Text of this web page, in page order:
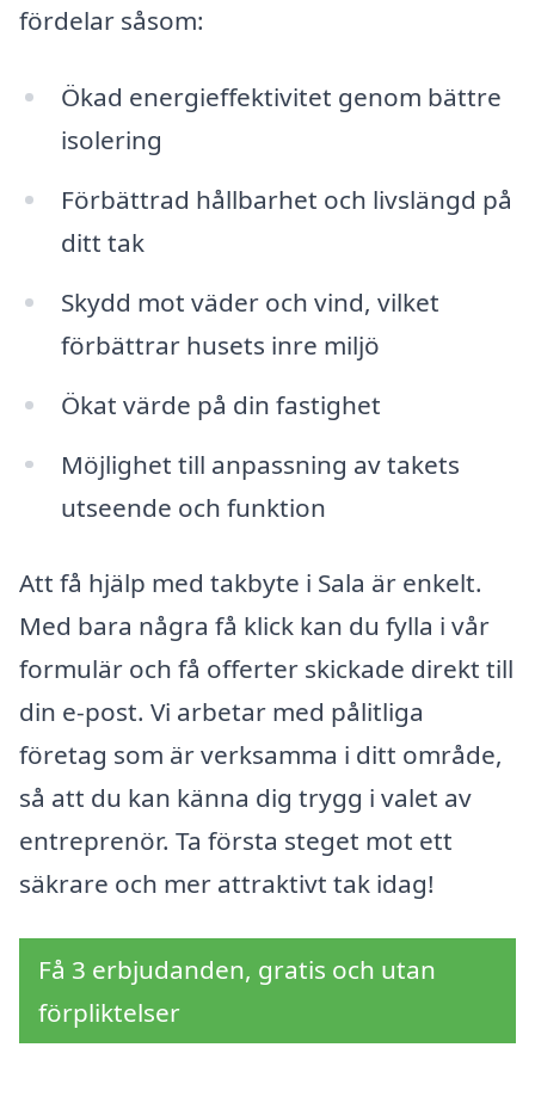
fördelar såsom:
Ökad energieffektivitet genom bättre
isolering
Förbättrad hållbarhet och livslängd på
ditt tak
Skydd mot väder och vind, vilket
förbättrar husets inre miljö
Ökat värde på din fastighet
Möjlighet till anpassning av takets
utseende och funktion
Att få hjälp med takbyte i Sala är enkelt.
Med bara några få klick kan du fylla i vår
formulär och få offerter skickade direkt till
din e-post. Vi arbetar med pålitliga
företag som är verksamma i ditt område,
så att du kan känna dig trygg i valet av
entreprenör. Ta första steget mot ett
säkrare och mer attraktivt tak idag!
Få 3 erbjudanden, gratis och utan
förpliktelser